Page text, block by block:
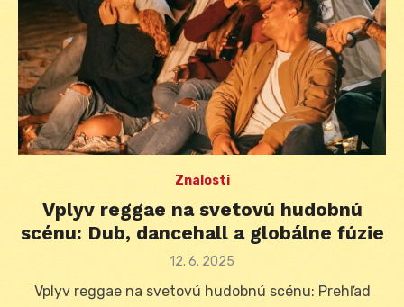
Znalosti
Vplyv reggae na svetovú hudobnú
scénu: Dub, dancehall a globálne fúzie
Posted
12. 6. 2025
Vplyv reggae na svetovú hudobnú scénu: Prehľad